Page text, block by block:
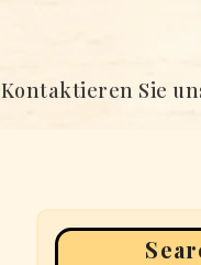
Kontaktieren Sie